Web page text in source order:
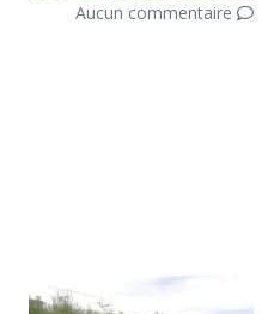
Aucun commentaire